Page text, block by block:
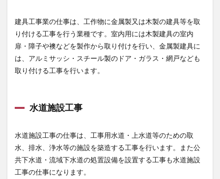
建具工事業の仕事は、工作物に金属製又は木製の建具等を取
り付ける工事を行う業種です。室内用には木製建具の室内
扉・障子や襖などを製作から取り付けを行い、金属製建具に
は、アルミサッシ・スチール製のドア・ガラス・網戸なども
取り付ける工事を行います。
水道施設工事
水道施設工事の仕事は、工事用水道・上水道等のための取
水、排水、浄水等の施設を築造する工事を行います。また公
共下水道・流域下水道の処置設備を設置する工事も水道施設
工事の仕事になります。